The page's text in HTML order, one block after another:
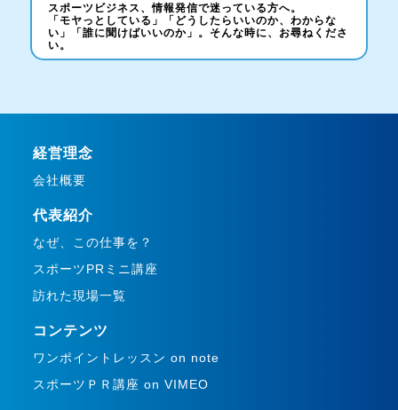
スポーツビジネス、情報発信で迷っている方へ。
「モヤっとしている」「どうしたらいいのか、わからな
い」「誰に聞けばいいのか」。そんな時に、お尋ねくださ
い。
経営理念
会社概要
代表紹介
なぜ、この仕事を？
スポーツPRミニ講座
訪れた現場一覧
コンテンツ
ワンポイントレッスン on note
スポーツＰＲ講座 on VIMEO